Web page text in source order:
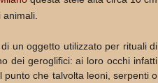
un oggetto utilizzato per rituali di
dei geroglifici: ai loro occhi infatti
che talvolta leoni, serpenti o